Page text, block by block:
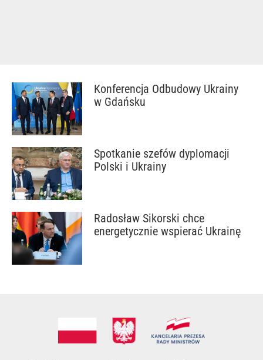
Konferencja Odbudowy Ukrainy
w Gdańsku
Spotkanie szefów dyplomacji
Polski i Ukrainy
Radosław Sikorski chce
energetycznie wspierać Ukrainę